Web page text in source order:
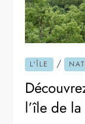
L'ÎLE /
l’île de